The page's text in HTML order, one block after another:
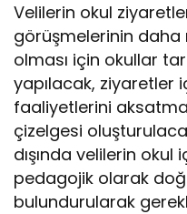
Velilerin okul
görüşmelerinin daha
olması için okullar
yapılacak, ziyaretler
faaliyetlerini
çizelgesi
dışında velilerin okul
pedagojik olarak
bulundurularak